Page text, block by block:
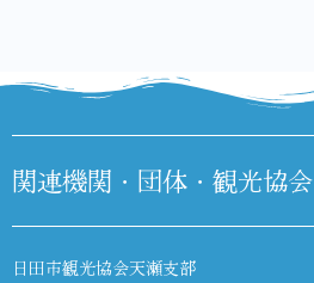
関連機関・団体・観光協会
日田市観光協会天瀬支部